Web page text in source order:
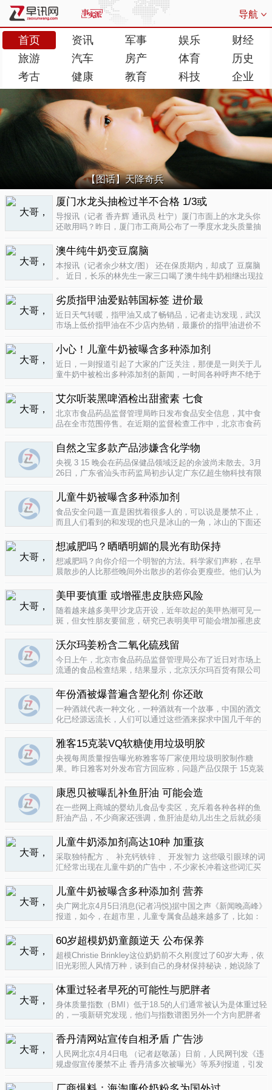
导航
首页 资讯 军事 娱乐
财经
旅游
汽车 房产 体育
历史
考古
健康 教育 科技 企业
【图话】天降奇兵
厦门水龙头抽检过半不合格 1/3或
导报讯（记者 香卉辉 通讯员 杜宁）厦门市面上的水龙头你
还敢用吗？昨日，厦门市工商局公布了一季度水龙头质量抽
批次不合格原因是会产生剧毒。不合格率53.3%涉及多个品
牌据介绍，厦门市工商局今..
澳牛纯牛奶变豆腐脑
本报讯（记者余少林文/图） 还在保质期内，却成了 豆腐脑
。 近日，长乐的林先生一家三口喝了澳牛纯牛奶相继出现拉
纯牛奶并 不纯 ，呈凝固状，像酸奶。昨日上午，林先生向长
乐工商局12315投..
劣质指甲油爱贴韩国标签 进价最
近日天气转暖，指甲油又成了畅销品，记者走访发现，武汉
市场上低价指甲油在不少店内热销，最廉价的指甲油进价不
渡桥夜市上，不少摊位都有五颜六色的指甲油摆卖。 韩国进
口指甲油只要9元，另一个韩国..
小心！儿童牛奶被曝含多种添加剂
近日，一则报道引起了大家的广泛关注，那便是一则关于儿
童牛奶中被检出多种添加剂的新闻，一时间各种呼声不绝于
慌。 每天一斤奶，强壮中国人 ，到底让儿童强壮起来的是牛
奶，还是添加剂？超市中的儿童牛..
艾尔听装黑啤酒检出甜蜜素 七食
北京市食品药品监督管理局昨日发布食品安全信息，其中食
品在全市范围停售。在近期的监督检查工作中，北京市食药
带集团北京蓝宝酒业有限公司生产的 艾尔 听装黑啤酒，检出
不得检出的甜蜜素。北京市..
自然之宝多款产品涉嫌含化学物
央视 3 15 晚会在药品保健品领域泛起的余波尚未散去。3月
26日，广东省汕头市药监局初步认定广东亿超生物科技有限
已涉嫌构成生产销售伪劣产品罪，决定将案件移送汕头市公
安局依法查处。亿..
儿童牛奶被曝含多种添加剂
食品安全问题一直是困扰着很多人的，可以说是屡禁不止，
而且人们看到的和发现的也只是冰山的一角，冰山的下面还
中国家向发达国家进展的过程中的必经之路吧，但是，人们
要为这种发展付出一定的代价，尤其..
想减肥吗？晒晒明媚的晨光有助保持
想减肥吗？向你介绍一个明智的方法。科学家们声称，在早
晨散步的人比那些晚间外出散步的若你会更瘦些。他们认为
国研究人员让54名男性和女性研究参与者在手腕上戴上监控
器，记录他们在一个星期内晒太阳..
美甲要慎重 或增罹患皮肤癌风险
随着越来越多美甲沙龙店开设，近年吹起的美甲热潮可见一
斑，但女性朋友要留意，研究已表明美甲可能会增加罹患皮
美甲很受欢迎是因为它可以防止指甲断裂。但专家表示，美
甲过程中用以硬化凝胶的光疗..
沃尔玛姜粉含二氧化硫残留
今日上午，北京市食品药品监督管理局公布了近日对市场上
流通的食品检查结果，结果显示，北京沃尔玛百货有限公司
款小食品甜蜜素超标。二氧化硫在我国禁止用于姜粉这类食
物，据市食药监局食品安全专家介绍..
年份酒被爆普遍含塑化剂 你还敢
一种酒就代表一种文化，一种酒就有一个故事，中国的酒文
化已经源远流长，人们可以通过这些酒来探求中国几千年的
有害又不能完全戒掉的原因，因为酒已经不只是一种可以喝
的饮品那么简单，就像茶一样有很厚..
雅客15克装VQ软糖使用垃圾明胶
央视每周质量报告曝光称雅客等厂家使用垃圾明胶制作糖
果。昨日雅客对外发布官方回应称，问题产品仅限于 15克装
生产该产品，并将嘉利达明胶原料全部封存。对已上市流通
产品，雅客表示已于3月15..
康恩贝被曝乱补鱼肝油 可能会造
在一些网上商城的婴幼儿食品专卖区，充斥着各种各样的鱼
肝油产品，不少商家还强调，鱼肝油是幼儿出生之后就必须
孩子服用鱼肝油。而实际上，以食品身份出现的鱼肝油是药
品，过量补充会对孩子产生伤害。在..
儿童牛奶添加剂高达10种 加重孩
采取独特配方 、 补充钙铁锌 、 开发智力 这些吸引眼球的词
汇经常出现在儿童牛奶的广告中，不少家长冲着这些词汇买
示，孩子应该尽量少喝。超市儿童牛奶添加剂高达10种昨
天，重庆晨报记者在杨家坪..
儿童牛奶被曝含多种添加剂 营养
央广网北京4月5日消息(记者冯悦)据中国之声《新闻晚高峰》
报道，如今，在超市里，儿童专属食品越来越多了，比如：
非常独特，因此，备受孩子们和家长的喜爱。然而，一些营
养专家指出，儿童牛奶比普通..
60岁超模奶奶童颜逆天 公布保养
超模Christie Brinkley这位奶奶前不久刚度过了60岁大寿，依
旧光彩照人风情万种，谈到自己的身材保持秘诀，她说除了
外，从12岁开始她就是个素食主义者，早餐吃燕麦粥加果
酱，午餐豆子..
体重过轻者早死的可能性与肥胖者
身体质量指数（BMI）低于18.5的人们通常被认为是体重过轻
的，一项新研究发现，他们与指数谱图另外一个方向肥胖者
（如果是粗略的）整体健康指标的可靠性。这个测量值反映
一个人的高度与重量的比..
香丹清网站宣传自相矛盾 广告涉
人民网北京4月4日电 （记者赵敬菡）日前，人民网刊发《违
规虚假宣传屡禁不止 香丹清多次被曝光》等系列报道，引发
官方销售网站存在备案信息不明、涉嫌违规发布广告、宣传